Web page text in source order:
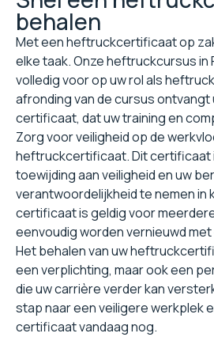
behalen
Met een heftruckcertificaat op
elke taak. Onze heftruckcursus in
volledig voor op uw rol als
afronding van de cursus ontvangt
certificaat, dat uw training en
Zorg voor veiligheid op de
heftruckcertificaat. Dit certificaat
toewijding aan veiligheid en uw
verantwoordelijkheid te nemen in
certificaat is geldig voor
eenvoudig worden vernieuwd
Het behalen van uw
een verplichting, maar ook een
die uw carrière verder kan
stap naar een veiligere werkplek
certificaat vandaag nog.